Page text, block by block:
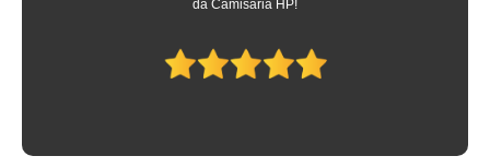
da Camisaria HP!